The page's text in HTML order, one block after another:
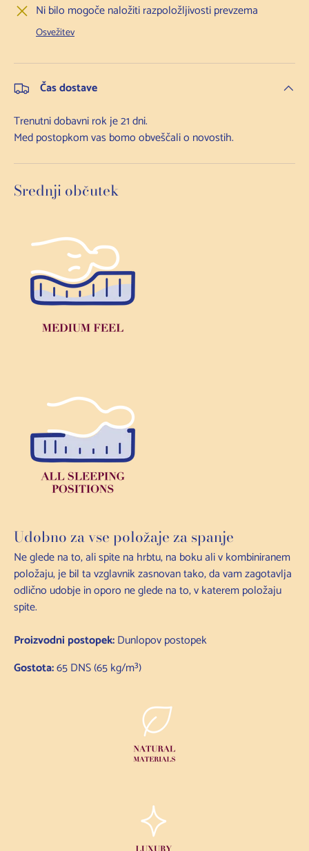
Ni bilo mogoče naložiti razpoložljivosti prevzema
Osvežitev
Čas dostave
Trenutni dobavni rok je 21 dni.
Med postopkom vas bomo obveščali o novostih.
Srednji občutek
Udobno za vse položaje za spanje
Ne glede na to, ali spite na hrbtu, na boku ali v kombiniranem
položaju, je bil ta vzglavnik zasnovan tako, da vam zagotavlja
odlično udobje in oporo ne glede na to, v katerem položaju
spite.
Proizvodni postopek:Dunlopov postopek
Gostota:65 DNS (65 kg/m³)